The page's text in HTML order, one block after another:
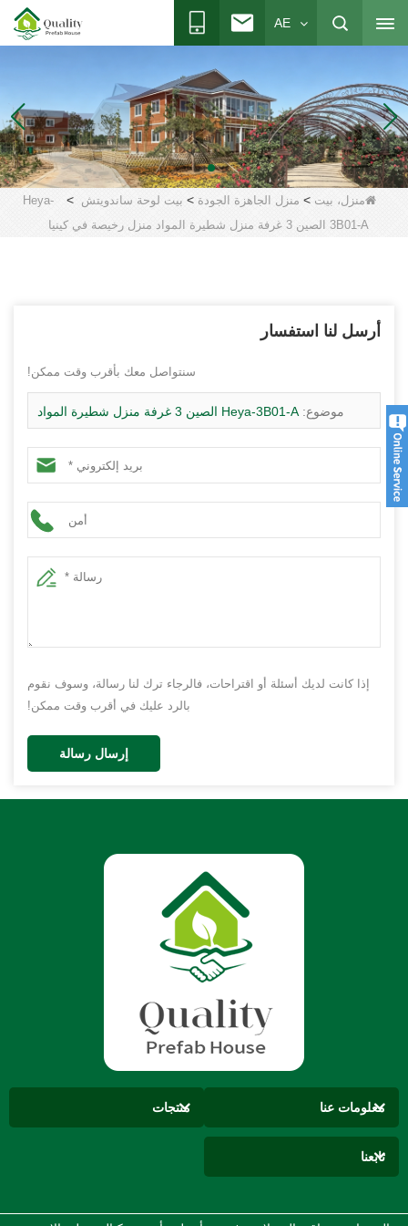
AE
منزل، بيت > منزل الجاهزة الجودة > بيت لوحة ساندويتش >
Heya-
3B01-A الصين 3 غرفة منزل شطيرة المواد منزل رخيصة في كينيا
أرسل لنا استفسار
سنتواصل معك بأقرب وقت ممكن!
موضوع: Heya-3B01-A الصين 3 غرفة منزل شطيرة المواد
منزل رخيصة في كينيا
إذا كانت لديك أسئلة أو اقتراحات، فالرجاء ترك لنا رسالة، وسوف نقوم
بالرد عليك في أقرب وقت ممكن!
إرسال رسالة
معلومات عنا منتجات
تابعنا